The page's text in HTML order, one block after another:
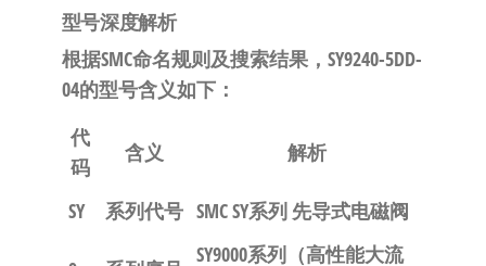
型号深度解析
根据SMC命名规则及搜索结果，SY9240-5DD-
04的型号含义如下：
代
码
含义 解析
SY 系列代号 SMC SY系列 先导式电磁阀
SY9000系列（高性能大流